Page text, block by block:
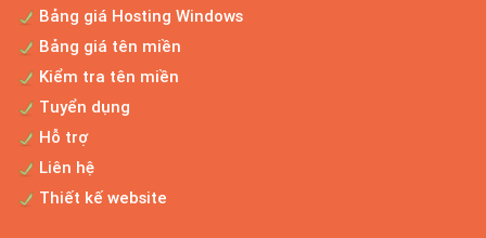
LỜI NGỎ Trước hết, xin cám ơn bạn đã ghé
thăm website công...
Thiết kế website thương mại điện tử
Bảng giá Hosting Windows
Bảng giá tên miền
Kiểm tra tên miền
Tuyển dụng
Hỗ trợ
Liên hệ
Thiết kế website